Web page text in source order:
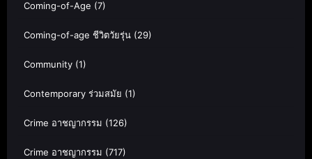
Coming-of-Age (7)
Coming-of-age ชีวิตวัยรุ่น (29)
Community (1)
Contemporary ร่วมสมัย (1)
Crime อาชญากรรม (126)
Crime อาชญากรรม (717)